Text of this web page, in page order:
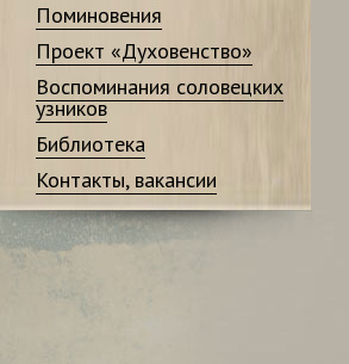
Поминовения
Проект «Духовенство»
Воспоминания соловецких
узников
Библиотека
Контакты, вакансии